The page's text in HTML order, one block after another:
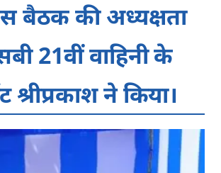
बैठक की अध्यक्षता
21वीं वाहिनी के
श्रीप्रकाश ने किया।